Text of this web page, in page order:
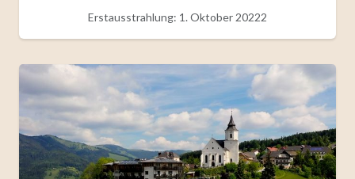
Erstausstrahlung: 1. Oktober 20222